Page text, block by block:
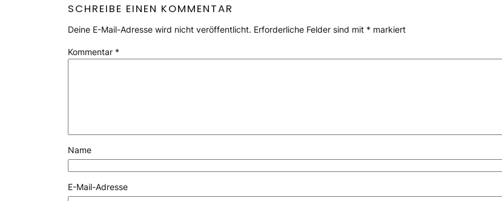
SCHREIBE EINEN KOMMENTAR
Deine E-Mail-Adresse wird nicht veröffentlicht. Erforderliche Felder sind mit * markiert
Kommentar *
Name
E-Mail-Adresse